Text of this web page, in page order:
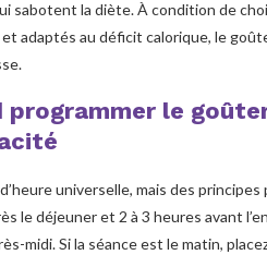
sabotent la diète. À condition de
et adaptés au déficit calorique, le
programmer le
d’heure universelle, mais des
le déjeuner et 2 à 3 heures avant
midi. Si la séance est le matin,